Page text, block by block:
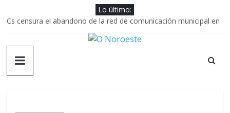
Lo último:
Cs censura el abandono de la red de comunicación municipal en
CD Lugo en Primera Federación 2025/2026: Resumen de una
temporada de garra y crecimiento en el Anxo Carro￼
Río Breogán en la Liga Endesa 2025/2026: Resumen de una
temporada de consolidación y orgullo en el Pazo
O